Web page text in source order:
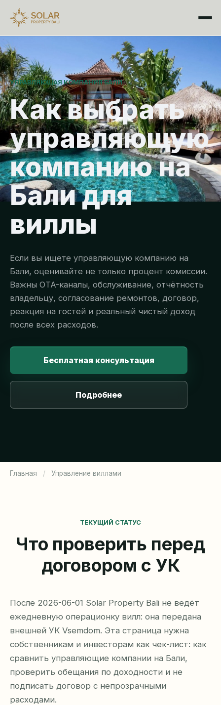
УПРАВЛЯЮЩАЯ КОМПАНИЯ БАЛИ
Как выбрать
управляющую
компанию на
Бали для
виллы
Если вы ищете управляющую компанию на
Бали, оценивайте не только процент комиссии.
Важны OTA-каналы, обслуживание, отчётность
владельцу, согласование ремонтов, договор,
реакция на гостей и реальный чистый доход
после всех расходов.
Бесплатная консультация
Подробнее
Главная / Управление виллами
ТЕКУЩИЙ СТАТУС
Что проверить перед
договором с УК
После 2026-06-01 Solar Property Bali не ведёт
ежедневную операционку вилл: она передана
внешней УК Vsemdom. Эта страница нужна
собственникам и инвесторам как чек-лист: как
сравнить управляющие компании на Бали,
проверить обещания по доходности и не
подписать договор с непрозрачными
расходами.